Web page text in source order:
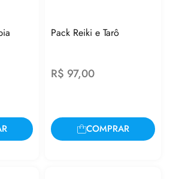
Pack Reiki e Tarô
R$ 97,00
COMPRAR